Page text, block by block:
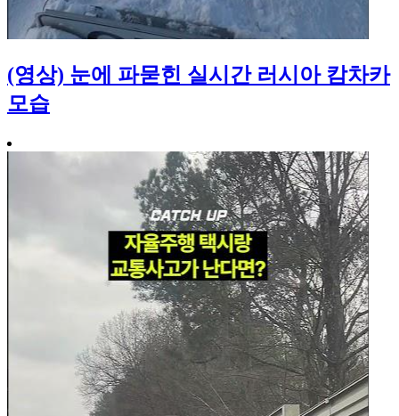
(영상) 눈에 파묻힌 실시간 러시아 캄차카
모습